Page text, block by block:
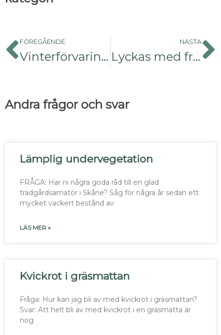
FÖREGÅENDE
Vinterförvaring citrus
NÄSTA
Lyckas med frösådd, Afrikas blå lilja
Andra frågor och svar
Lämplig undervegetation
FRÅGA: Har ni några goda råd till en glad
trädgårdsamatör i Skåne? Såg för några år sedan ett
mycket vackert bestånd av
LÄS MER »
Kvickrot i gräsmattan
Fråga: Hur kan jag bli av med kvickrot i gräsmattan?
Svar: Att helt bli av med kvickrot i en gräsmatta är
nog